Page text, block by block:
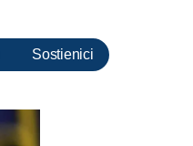
Sostienici